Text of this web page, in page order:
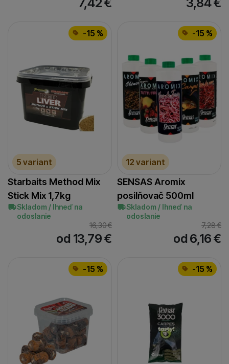
-15 %
5 variant
Starbaits Method Mix
Stick Mix 1,7kg
Skladom / Ihneď na
odoslanie
16,30€
od 13,79€
-15 %
12 variant
SENSAS Aromix
posilňovač 500ml
Skladom / Ihneď na
odoslanie
7,28€
od 6,16€
-15 % -15 %